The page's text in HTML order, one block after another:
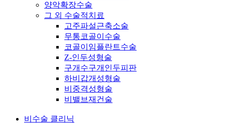
양악확장수술
그 외 수술적치료
고주파설근축소술
무통코골이수술
코골이임플란트수술
Z-인두성형술
구개수구개인두피판
하비갑개성형술
비중격성형술
비밸브재건술
비수술 클리닉